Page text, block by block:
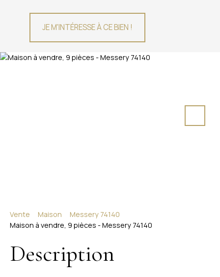
JE M'INTÉRESSE À CE BIEN !
Vente Maison
Messery 74140
Maison à vendre, 9 pièces - Messery 74140
Description